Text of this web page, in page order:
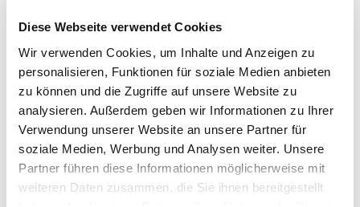
Diese Webseite verwendet Cookies
Wir verwenden Cookies, um Inhalte und Anzeigen zu
personalisieren, Funktionen für soziale Medien anbieten
zu können und die Zugriffe auf unsere Website zu
analysieren. Außerdem geben wir Informationen zu Ihrer
Verwendung unserer Website an unsere Partner für
soziale Medien, Werbung und Analysen weiter. Unsere
Partner führen diese Informationen möglicherweise mit
weiteren Daten zusammen, die Sie ihnen bereitgestellt
Achim Meise